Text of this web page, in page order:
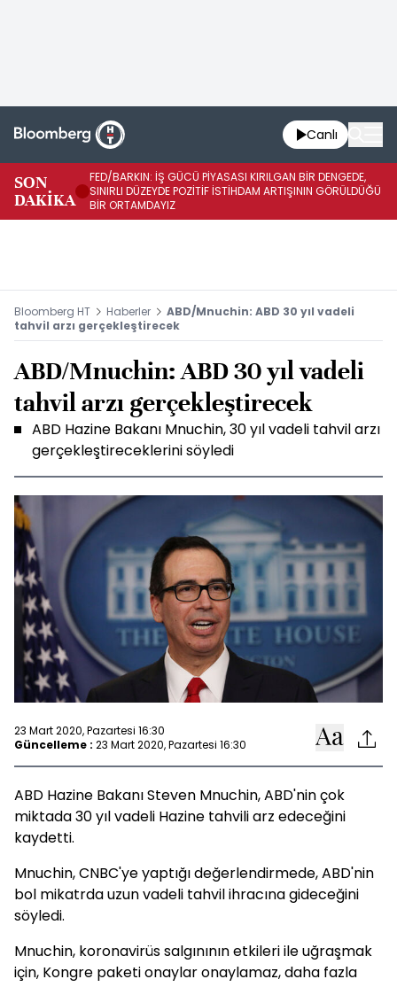
Canlı
SON
DAKİKA
FED/BARKIN: İŞ GÜCÜ PİYASASI KIRILGAN BİR DENGEDE,
SINIRLI DÜZEYDE POZİTİF İSTİHDAM ARTIŞININ GÖRÜLDÜĞÜ
BİR ORTAMDAYIZ
Bloomberg HT Haberler
ABD/Mnuchin: ABD 30 yıl vadeli
tahvil arzı gerçekleştirecek
ABD/Mnuchin: ABD 30 yıl vadeli
tahvil arzı gerçekleştirecek
ABD Hazine Bakanı Mnuchin, 30 yıl vadeli tahvil arzı
gerçekleştireceklerini söyledi
23 Mart 2020, Pazartesi 16:30
Güncelleme : 23 Mart 2020, Pazartesi 16:30
ABD Hazine Bakanı Steven Mnuchin, ABD'nin çok
miktada 30 yıl vadeli Hazine tahvili arz edeceğini
kaydetti.
Mnuchin, CNBC'ye yaptığı değerlendirmede, ABD'nin
bol mikatrda uzun vadeli tahvil ihracına gideceğini
söyledi.
Mnuchin, koronavirüs salgınının etkileri ile uğraşmak
için, Kongre paketi onaylar onaylamaz, daha fazla